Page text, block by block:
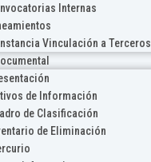
Internas
Vinculación a Terceros
de Información
de Clasificación
de Eliminación